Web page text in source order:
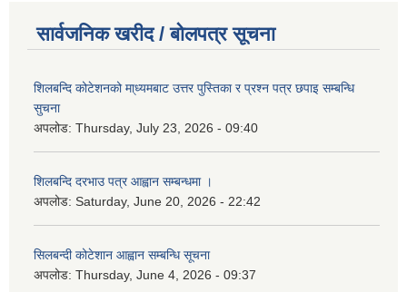
सार्वजनिक खरीद / बोलपत्र सूचना
शिलबन्दि कोटेशनको मा्ध्यमबाट उत्तर पुस्तिका र प्रश्न पत्र छपाइ सम्बन्धि
सुचना
अपलोड: Thursday, July 23, 2026 - 09:40
शिलबन्दि दरभाउ पत्र आह्वान सम्बन्धमा ।
अपलोड: Saturday, June 20, 2026 - 22:42
सिलबन्दी कोटेशान आह्वान सम्बन्धि सूचना
अपलोड: Thursday, June 4, 2026 - 09:37